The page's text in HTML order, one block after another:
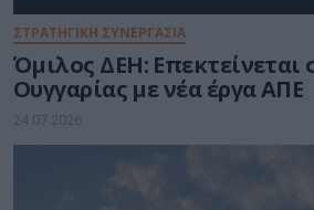
ΣΤΡΑΤΗΓΙΚΗ ΣΥΝΕΡΓΑΣΙΑ
Όμιλος ΔΕΗ: Επεκτείνεται
Ουγγαρίας με νέα έργα ΑΠΕ
24.07.2026